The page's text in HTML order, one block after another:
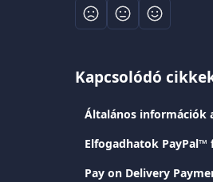
Kapcsolódó
Általános információk
Elfogadhatok PayPal™
Pay on Delivery